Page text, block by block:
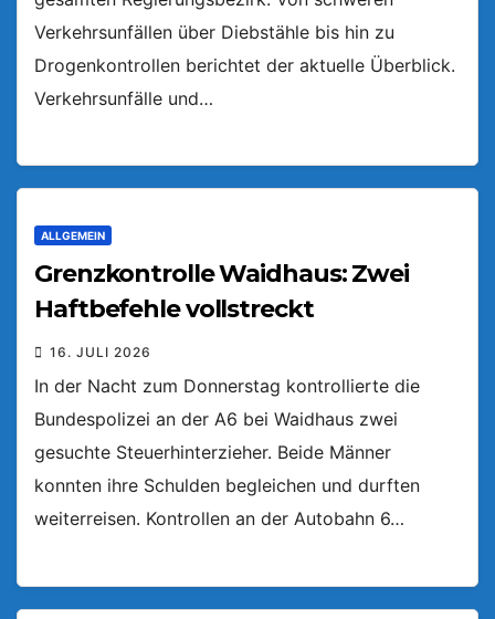
Verkehrsunfällen über Diebstähle bis hin zu
Drogenkontrollen berichtet der aktuelle Überblick.
Verkehrsunfälle und…
ALLGEMEIN
Grenzkontrolle Waidhaus: Zwei
Haftbefehle vollstreckt
16. JULI 2026
In der Nacht zum Donnerstag kontrollierte die
Bundespolizei an der A6 bei Waidhaus zwei
gesuchte Steuerhinterzieher. Beide Männer
konnten ihre Schulden begleichen und durften
weiterreisen. Kontrollen an der Autobahn 6…